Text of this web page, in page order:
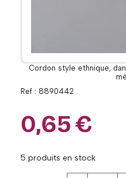
Cordon style ethnique,
Ref : 8890442
0,65€
5 produits en stock